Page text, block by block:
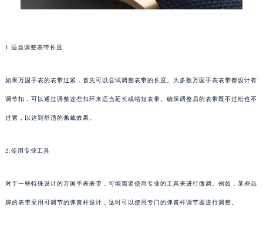
1.适当调整表带长度
如果万国手表的表带过紧，首先可以尝试调整表带的长度。大多数万国手表表带都设计有
调节扣，可以通过调整这些扣环来适当延长或缩短表带。确保调整后的表带既不过松也不
过紧，以达到舒适的佩戴效果。
2.使用专业工具
对于一些特殊设计的万国手表表带，可能需要使用专业的工具来进行微调。例如，某些品
牌的表带采用可调节的弹簧杆设计，这时可以使用专门的弹簧杆调节器进行调整。